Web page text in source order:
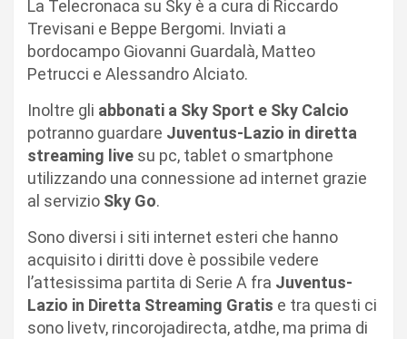
La Telecronaca su Sky è a cura di Riccardo
Trevisani e Beppe Bergomi. Inviati a
bordocampo Giovanni Guardalà, Matteo
Petrucci e Alessandro Alciato.
Inoltre gli abbonati a Sky Sport e Sky Calcio
potranno guardare Juventus-Lazio in diretta
streaming live su pc, tablet o smartphone
utilizzando una connessione ad internet grazie
al servizio Sky Go.
Sono diversi i siti internet esteri che hanno
acquisito i diritti dove è possibile vedere
l’attesissima partita di Serie A fra Juventus-
Lazio in Diretta Streaming Gratis e tra questi ci
sono livetv, rincorojadirecta, atdhe, ma prima di